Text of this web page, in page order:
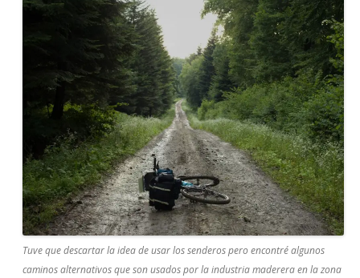
Tuve que descartar la idea de usar los senderos pero encontré algunos
caminos alternativos que son usados por la industria maderera en la zona